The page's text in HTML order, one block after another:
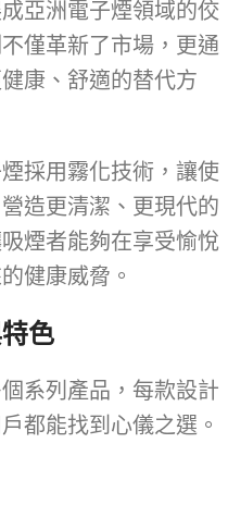
亞洲電子煙領域的佼
僅革新了市場，更通
康、舒適的替代方
採用霧化技術，讓使
造更清潔、更現代的
煙者能夠在享受愉悅
健康威脅。
色
系列產品，每款設計
都能找到心儀之選。